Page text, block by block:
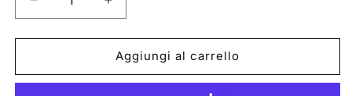
Diminuisci
quantità
per
&amp;
Aumenta
quantità
per
MITCHELL
&amp;
Aggiungi al carrello